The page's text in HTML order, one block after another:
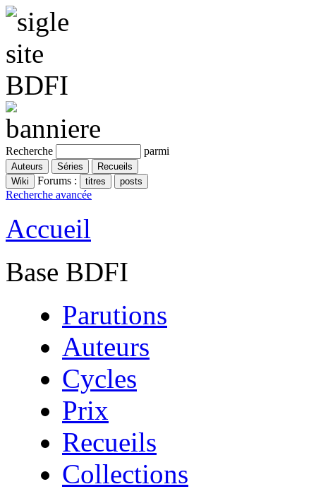
Recherche parmi
Forums :
Recherche avancée
Accueil
Base BDFI
Parutions
Auteurs
Cycles
Prix
Recueils
Collections